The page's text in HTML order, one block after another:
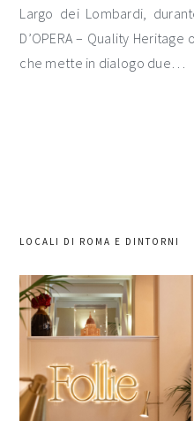
Largo dei Lombardi,
D’OPERA – Quality
che mette in dialogo due…
LOCALI DI ROMA E DINTORNI